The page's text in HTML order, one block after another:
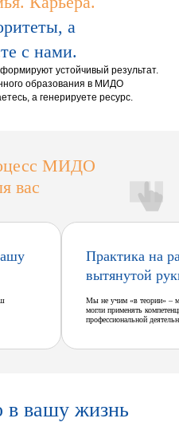
а
с нами.
устойчивый результат.
образования в МИДО
а генерируете ресурс.
МИДО
вас
Практика на
вытянутой
Мы не учим «в теории» –
могли применять
профессиональной
в вашу жизнь